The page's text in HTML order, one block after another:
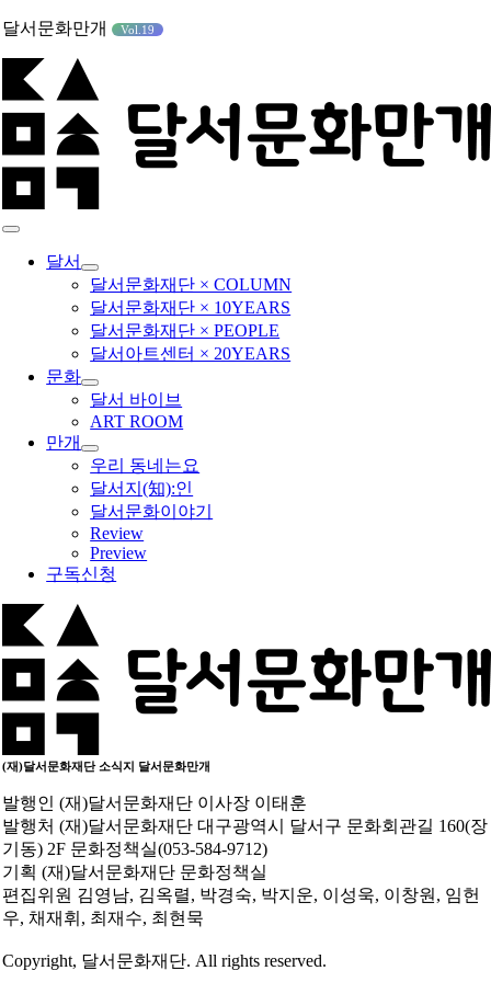
콘
로
건
너
뛰
기
달서문화만개 Vol.19
Toggle
Navigation
달서
달서문화재단 × COLUMN
달서문화재단 × 10YEARS
달서문화재단 × PEOPLE
달서아트센터 × 20YEARS
문화
달서 바이브
ART ROOM
만개
우리 동네는요
달서지(知):인
달서문화이야기
Review
Preview
구독신청
(재)달서문화재단 소식지 달서문화만개
발행인 (재)달서문화재단 이사장 이태훈
발행처 (재)달서문화재단 대구광역시 달서구 문화회관길 160(장
기동) 2F 문화정책실(053-584-9712)
기획 (재)달서문화재단 문화정책실
편집위원 김영남, 김옥렬, 박경숙, 박지운, 이성욱, 이창원, 임헌
우, 채재휘, 최재수, 최현묵
Copyright, 달서문화재단. All rights reserved.